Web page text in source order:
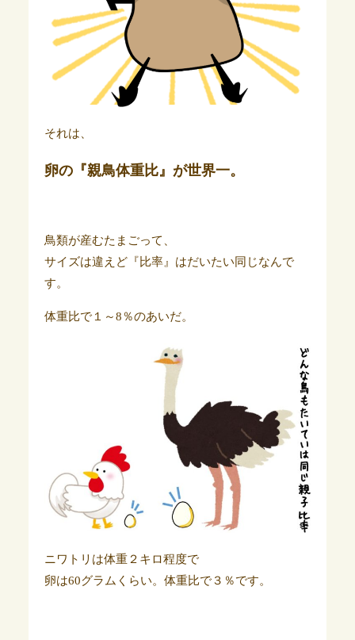
それは、
卵の『親鳥体重比』が世界一。
鳥類が産むたまごって、
サイズは違えど『比率』はだいたい同じなんで
す。
体重比で１～8％のあいだ。
ニワトリは体重２キロ程度で
卵は60グラムくらい。体重比で３％です。